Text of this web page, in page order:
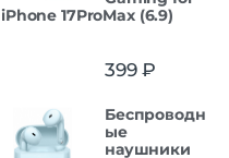
iPhone 17ProMax (6.9)
399₽
Беспроводн
ые
наушники